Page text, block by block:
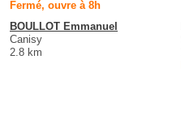
Fermé, ouvre à 8h
BOULLOT Emmanuel
Canisy
2.8 km